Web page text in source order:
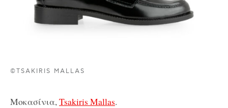
©TSAKIRIS MALLAS
Μοκασίνια, Tsakiris Mallas.